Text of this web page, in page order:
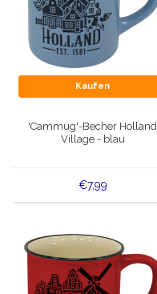
Kaufen
'Cammug'-Becher Holland
Village - blau
€7,99